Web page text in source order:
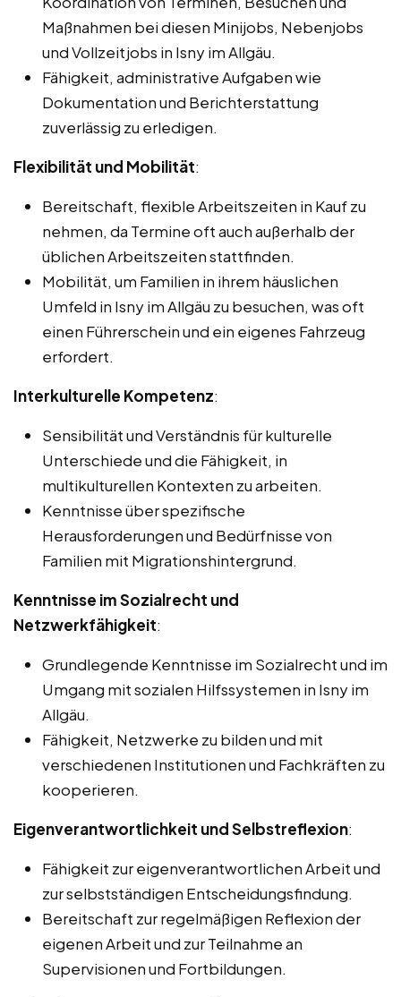
Maßnahmen bei diesen Minijobs, Nebenjobs
und Vollzeitjobs in Isny im Allgäu.
Fähigkeit, administrative Aufgaben wie
Dokumentation und Berichterstattung
zuverlässig zu erledigen.
Flexibilität und Mobilität:
Bereitschaft, flexible Arbeitszeiten in Kauf zu
nehmen, da Termine oft auch außerhalb der
üblichen Arbeitszeiten stattfinden.
Mobilität, um Familien in ihrem häuslichen
Umfeld in Isny im Allgäu zu besuchen, was oft
einen Führerschein und ein eigenes Fahrzeug
erfordert.
Interkulturelle Kompetenz:
Sensibilität und Verständnis für kulturelle
Unterschiede und die Fähigkeit, in
multikulturellen Kontexten zu arbeiten.
Kenntnisse über spezifische
Herausforderungen und Bedürfnisse von
Familien mit Migrationshintergrund.
Kenntnisse im Sozialrecht und
Netzwerkfähigkeit:
Grundlegende Kenntnisse im Sozialrecht und im
Umgang mit sozialen Hilfssystemen in Isny im
Allgäu.
Fähigkeit, Netzwerke zu bilden und mit
verschiedenen Institutionen und Fachkräften zu
kooperieren.
Eigenverantwortlichkeit und Selbstreflexion:
Fähigkeit zur eigenverantwortlichen Arbeit und
zur selbstständigen Entscheidungsfindung.
Bereitschaft zur regelmäßigen Reflexion der
eigenen Arbeit und zur Teilnahme an
Supervisionen und Fortbildungen.